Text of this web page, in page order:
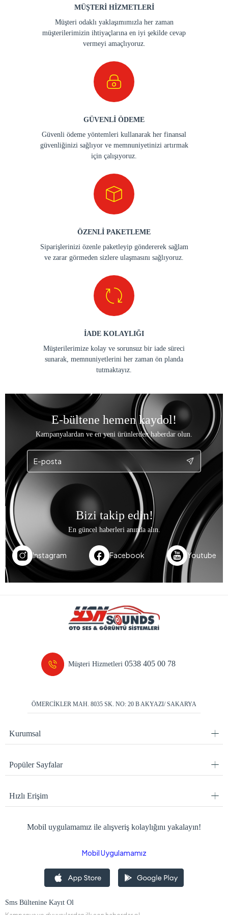
MÜŞTERİ HİZMETLERİ
Müşteri odaklı yaklaşımımızla her zaman
müşterilerimizin ihtiyaçlarına en iyi şekilde cevap
vermeyi amaçlıyoruz.
GÜVENLİ ÖDEME
Güvenli ödeme yöntemleri kullanarak her finansal
güvenliğinizi sağlıyor ve memnuniyetinizi artırmak
için çalışıyoruz.
ÖZENLİ PAKETLEME
Siparişlerinizi özenle paketleyip göndererek sağlam
ve zarar görmeden sizlere ulaşmasını sağlıyoruz.
İADE KOLAYLIĞI
Müşterilerimize kolay ve sorunsuz bir iade süreci
sunarak, memnuniyetlerini her zaman ön planda
tutmaktayız.
E-bültene hemen kaydol!
Kampanyalardan ve en yeni ürünlerden haberdar olun.
Bizi takip edin!
En güncel haberleri anında alın.
Instagram Facebook Youtube
Müşteri Hizmetleri0538 405 00 78
ÖMERCİKLER MAH. 8035 SK. NO: 20 B AKYAZI/ SAKARYA
Kurumsal
Popüler Sayfalar
Hızlı Erişim
Mobil uygulamamız ile alışveriş kolaylığını yakalayın!
Mobil Uygulamamız
Sms Bültenine Kayıt Ol